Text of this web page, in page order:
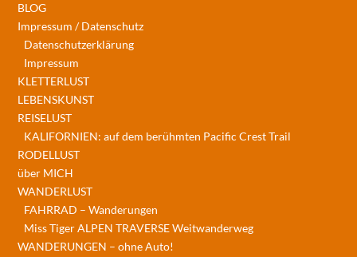
BLOG
Impressum / Datenschutz
Datenschutzerklärung
Impressum
KLETTERLUST
LEBENSKUNST
REISELUST
KALIFORNIEN: auf dem berühmten Pacific Crest Trail
RODELLUST
über MICH
WANDERLUST
FAHRRAD – Wanderungen
Miss Tiger ALPEN TRAVERSE Weitwanderweg
WANDERUNGEN – ohne Auto!